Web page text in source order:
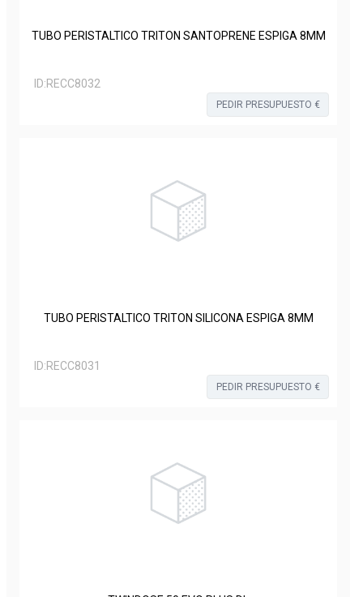
TUBO PERISTALTICO TRITON SANTOPRENE ESPIGA 8MM
ID:RECC8032
PEDIR PRESUPUESTO €
TUBO PERISTALTICO TRITON SILICONA ESPIGA 8MM
ID:RECC8031
PEDIR PRESUPUESTO €